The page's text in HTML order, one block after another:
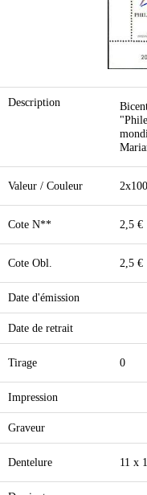
Description
Valeur / Couleur
Cote N** 2,5 €
Cote Obl. 2,5 €
Date d'émission
Date de retrait
Tirage 0
Impression
Graveur
Dentelure 11 x